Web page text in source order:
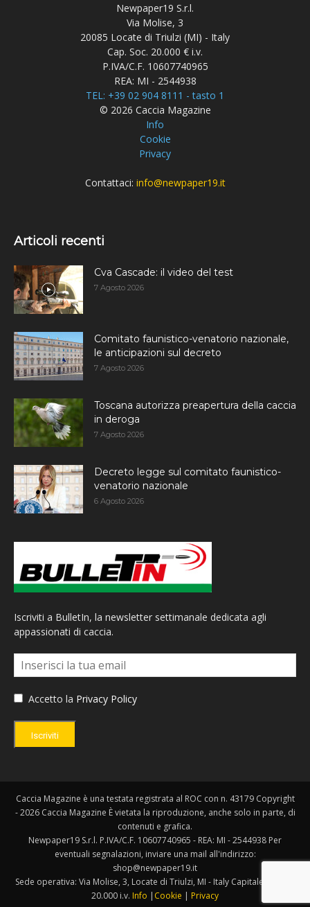
Newpaper19 S.r.l.
Via Molise, 3
20085 Locate di Triulzi (MI) - Italy
Cap. Soc. 20.000 € i.v.
P.IVA/C.F. 10607740965
REA: MI - 2544938
TEL: +39 02 904 8111 - tasto 1
© 2026 Caccia Magazine
Info
Cookie
Privacy
Contattaci: info@newpaper19.it
Articoli recenti
Cva Cascade: il video del test
7 Agosto 2026
Comitato faunistico-venatorio nazionale,
le anticipazioni sul decreto
7 Agosto 2026
Toscana autorizza preapertura della caccia
in deroga
7 Agosto 2026
Decreto legge sul comitato faunistico-
venatorio nazionale
6 Agosto 2026
Iscriviti a BulletIn, la newsletter settimanale dedicata agli
appassionati di caccia.
Accetto la Privacy Policy
Iscriviti
Caccia Magazine è una testata registrata al ROC con n. 43179 Copyright
- 2026 Caccia Magazine È vietata la riproduzione, anche solo in parte, di
contenuti e grafica.
Newpaper19 S.r.l. P.IVA/C.F. 10607740965 - REA: MI - 2544938 Per
eventuali segnalazioni, inviare una mail all'indirizzo:
shop@newpaper19.it
Sede operativa: Via Molise, 3, Locate di Triulzi, MI - Italy Capitale Sociale:
20.000 i.v. Info | Cookie | Privacy